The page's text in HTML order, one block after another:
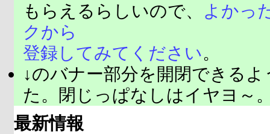
もらえるらしいので、
よかっ
クから
登録してみてください。
↓のバナー部分を開閉できる
た。閉じっぱなしはイヤヨ～
最新情報